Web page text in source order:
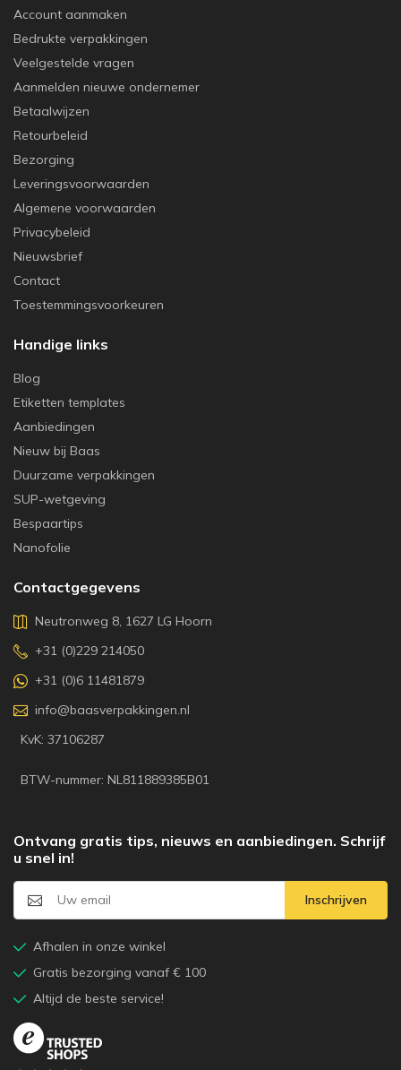
Account aanmaken
Bedrukte verpakkingen
Veelgestelde vragen
Aanmelden nieuwe ondernemer
Betaalwijzen
Retourbeleid
Bezorging
Leveringsvoorwaarden
Algemene voorwaarden
Privacybeleid
Nieuwsbrief
Contact
Toestemmingsvoorkeuren
Handige links
Blog
Etiketten templates
Aanbiedingen
Nieuw bij Baas
Duurzame verpakkingen
SUP-wetgeving
Bespaartips
Nanofolie
Contactgegevens
Neutronweg 8, 1627 LG Hoorn
+31 (0)229 214050
+31 (0)6 11481879
info@baasverpakkingen.nl
KvK: 37106287
BTW-nummer: NL811889385B01
Ontvang gratis tips, nieuws en aanbiedingen. Schrijf
u snel in!
Inschrijven
Afhalen in onze winkel
Gratis bezorging vanaf € 100
Altijd de beste service!